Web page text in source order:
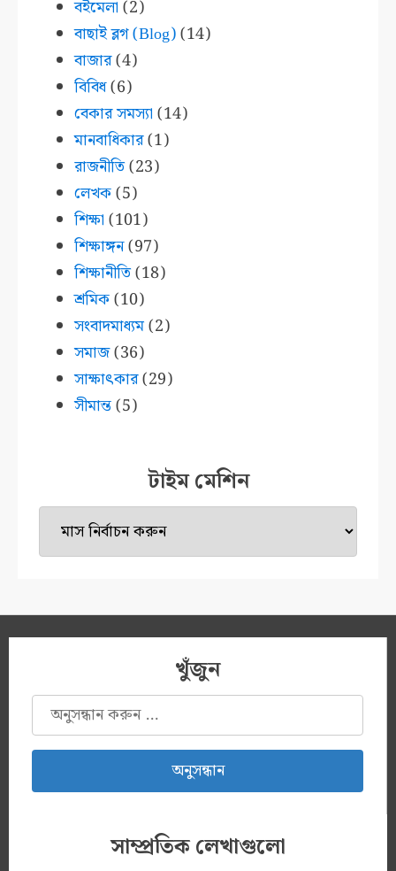
বইমেলা (2)
বাছাই ব্লগ (Blog)(14)
বাজার(4)
বিবিধ(6)
বেকার সমস্যা (14)
মানবাধিকার(1)
রাজনীতি(23)
লেখক(5)
শিক্ষা (101)
শিক্ষাঙ্গন(97)
শিক্ষানীতি(18)
শ্রমিক(10)
সংবাদমাধ্যম(2)
সমাজ(36)
সাক্ষাৎকার(29)
সীমান্ত(5)
টাইম মেশিন
টাইম
মেশিন
খুঁজুন
অনুসন্ধানঃ
সাম্প্রতিক লেখাগুলো